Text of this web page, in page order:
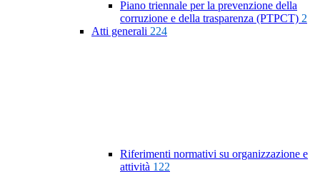
Piano triennale per la prevenzione della
corruzione e della trasparenza (PTPCT) 2
Atti generali 224
Riferimenti normativi su organizzazione e
attività 122